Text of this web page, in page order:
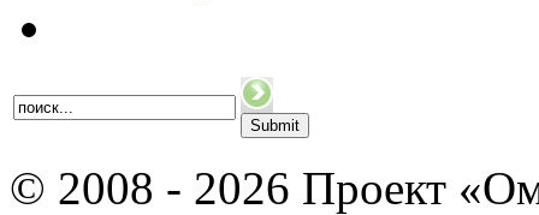
© 2008 - 2026 Проект